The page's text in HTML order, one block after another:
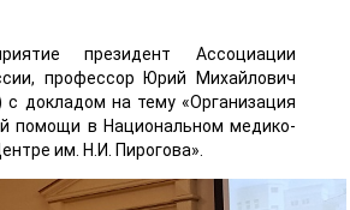
президент Ассоциации
профессор Юрий Михайлович
с докладом на тему «Организация
помощи в Национальном медико-
им. Н.И. Пирогова».